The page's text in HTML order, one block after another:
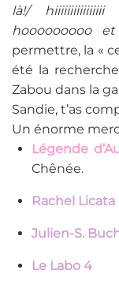
là!/ hiiiiiiiiiiiiiiii
hooooooooo
permettre, la «
été la
Zabou dans la
Sandie, t’as
Un énorme
Légende
Chênée.
Rachel Licata
Julien-S.
Le Labo 4